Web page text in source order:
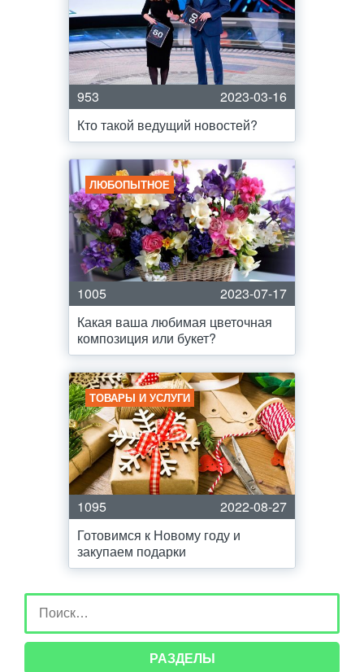
953
2023-03-16
Кто такой ведущий новостей?
ЛЮБОПЫТНОЕ
1005
2023-07-17
Какая ваша любимая цветочная
композиция или букет?
ТОВАРЫ И УСЛУГИ
1095
2022-08-27
Готовимся к Новому году и
закупаем подарки
РАЗДЕЛЫ